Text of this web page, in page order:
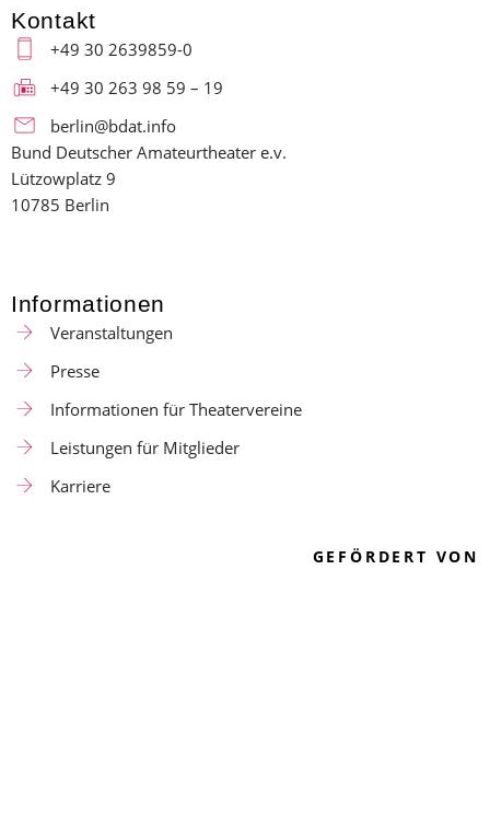
Kontakt
+49 30 2639859-0
+49 30 263 98 59 – 19
berlin@bdat.info
Bund Deutscher Amateurtheater e.v.
Lützowplatz 9
10785 Berlin
Informationen
Veranstaltungen
Presse
Informationen für Theatervereine
Leistungen für Mitglieder
Karriere
GEFÖRDERT VON